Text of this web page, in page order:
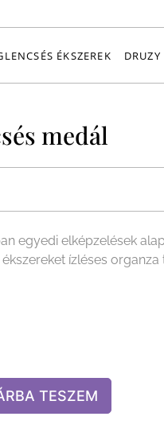
ÉKSZEREK DRUZY
medál
egyedi elképzelések
ízléses
TESZEM